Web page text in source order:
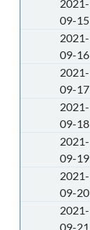
2021-
09-15
2021-
09-16
2021-
09-17
2021-
09-18
2021-
09-19
2021-
09-20
2021-
09-21